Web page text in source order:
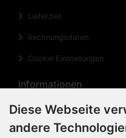
Lieferzeit
Rechnungsdaten
Cookie Einstellungen
Informationen
Privatsphäre und
Widerrufsrecht
Diese Webseite
andere